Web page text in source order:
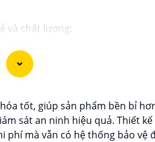
và chất lượng:
3:
Mức giá của Camera Dahua
Dahua được đánh giá
chính hãng, giá rẻ và
tốt, giúp sản phẩm bền bỉ
sát an ninh hiệu quả. Thiết
mà vẫn có hệ thống bảo vệ